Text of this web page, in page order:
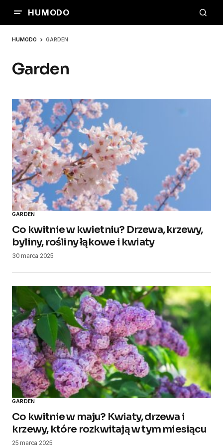
HUMODO
HUMODO GARDEN
Garden
GARDEN
Co kwitnie w kwietniu? Drzewa, krzewy,
byliny, rośliny łąkowe i kwiaty
30 marca 2025
GARDEN
Co kwitnie w maju? Kwiaty, drzewa i
krzewy, które rozkwitają w tym miesiącu
25 marca 2025